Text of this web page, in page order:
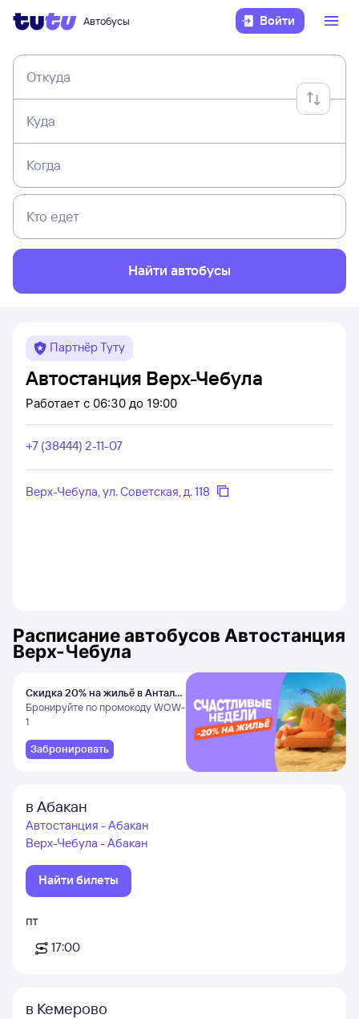
Автобусы Войти
Откуда
Куда
Когда
Кто едет
Найти автобусы
Партнёр Туту
Автостанция Верх-Чебула
Работает с 06:30 до 19:00
+7 (38444) 2-11-07
Верх-Чебула, ул. Советская, д. 118
Расписание автобусов Автостанция
Верх-Чебула
Скидка 20% на жильё в Анталье
и Даламане
Бронируйте по промокоду WOW-
1
Забронировать
в Абакан
Автостанция - Абакан
Верх-Чебула - Абакан
Найти билеты
пт
17:00
в Кемерово